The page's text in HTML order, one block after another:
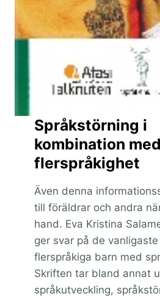
Språkstörning i
kombination med
flerspråkighet
Även denna
till föräldrar och andra
hand. Eva Kristina
ger svar på de
flerspråkiga barn med
Skriften tar bland annat
språkutveckling,